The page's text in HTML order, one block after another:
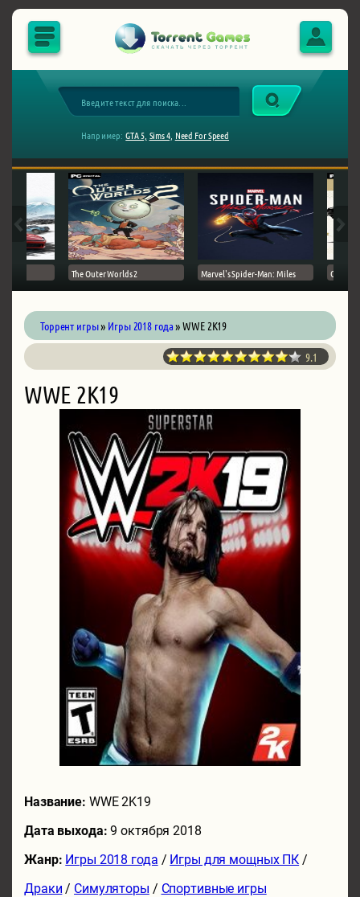
Например: GTA 5, Sims 4, Need For Speed
The Outer Worlds 2 Marvel's Spider-Man: Miles Ghost
Торрент игры» Игры 2018 года» WWE 2K19
9.1
WWE 2K19
Название: WWE 2K19
Дата выхода:9 октября 2018
Жанр: Игры 2018 года / Игры для мощных ПК /
Драки / Симуляторы / Спортивные игры